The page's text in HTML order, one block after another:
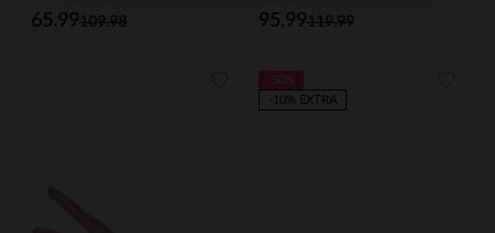
109.98
65.99 119.99
95.99
-10% EXTRA